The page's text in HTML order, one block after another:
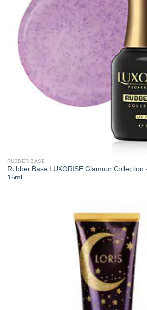
RUBBER BASE
Rubber Base LUXORISE Glamour Collection
15ml